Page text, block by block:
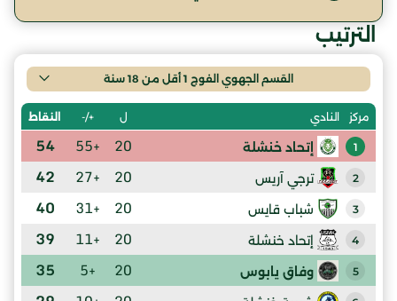
الترتيب
القسم الجهوي الفوج 1 أقل من 18 سنة
مركز النادي ل +/- النقاط
1 إتحاد خنشلة 20
+55
54
2 ترجي آريس 20
+27
42
3 شباب قايس 20
+31
40
4 إتحاد خنشلة 20
+11
39
5 وفاق يابوس 20
+5
35